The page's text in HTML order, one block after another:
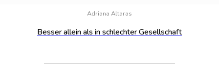
Adriana Altaras
Besser allein als in schlechter Gesellschaft